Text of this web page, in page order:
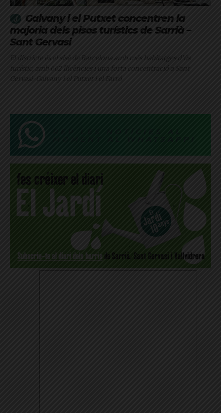
Galvany i el Putxet concentren la
majoria dels pisos turístics de Sarrià –
Sant Gervasi
El districte és el sisè de Barcelona amb més habitatges d’ús
turístic, amb 662 llicències i una forta concentració a Sant
Gervasi-Galvany i el Putxet i el Farró